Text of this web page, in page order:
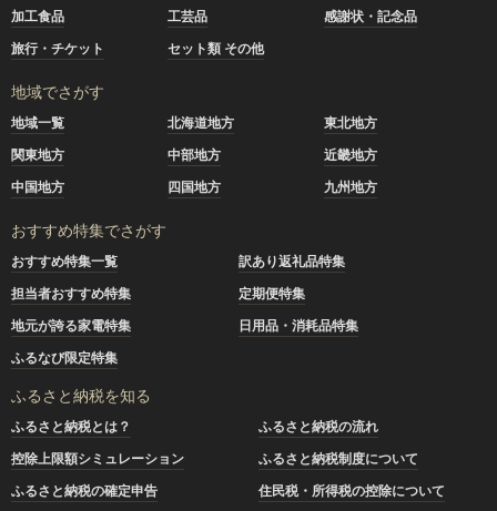
加工食品
工芸品
感謝状・記念品
旅行・チケット
セット類 その他
地域でさがす
地域一覧 北海道地方
東北地方
関東地方
中部地方
近畿地方
中国地方
四国地方 九州地方
おすすめ特集でさがす
おすすめ特集一覧
訳あり返礼品特集
担当者おすすめ特集
定期便特集
地元が誇る家電特集
日用品・消耗品特集
ふるなび限定特集
ふるさと納税を知る
ふるさと納税とは？
ふるさと納税の流れ
控除上限額シミュレーション
ふるさと納税制度について
ふるさと納税の確定申告
住民税・所得税の控除について